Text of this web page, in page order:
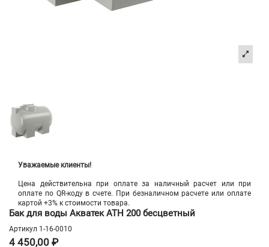
Уважаемые клиенты!
Цена действительна при оплате за наличный расчет или при
оплате по QR-коду в счете. При безналичном расчете или оплате
картой +3% к стоимости товара.
Бак для воды Акватек ATH 200 бесцветный
Артикул 1-16-0010
4 450,00 ₽